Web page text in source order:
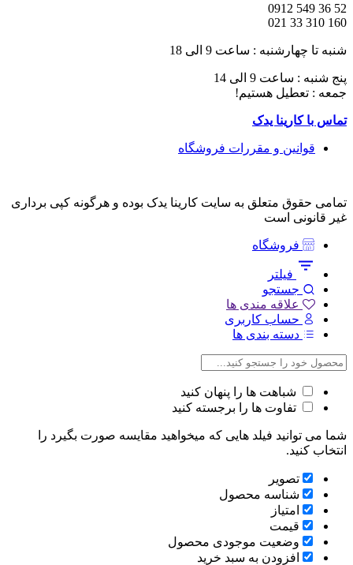
52 36 549 0912
160 310 33 021
شنبه تا چهارشنبه : ساعت 9 الی 18
پنج شنبه : ساعت 9 الی 14
جمعه : تعطیل هستیم!
تماس با کارینا یدک
قوانین و مقررات فروشگاه
تمامی حقوق متعلق به سایت کارینا یدک بوده و هرگونه کپی برداری
غیر قانونی است
فروشگاه
فیلتر
جستجو
علاقه مندی ها
حساب کاربری
دسته بندی ها
شباهت ها را پنهان کنید
تفاوت ها را برجسته کنید
شما می توانید فیلد هایی که میخواهید مقایسه صورت بگیرد را
انتخاب کنید.
تصویر
شناسه محصول
امتیاز
قیمت
وضعیت موجودی محصول
افزودن به سبد خرید